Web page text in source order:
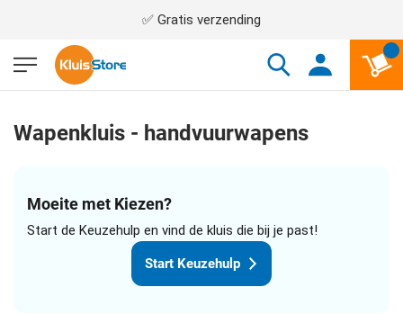
✅ Gratis verzending
Wapenkluis - handvuurwapens
Moeite met Kiezen?
Start de Keuzehulp en vind de kluis die bij je past!
Start Keuzehulp